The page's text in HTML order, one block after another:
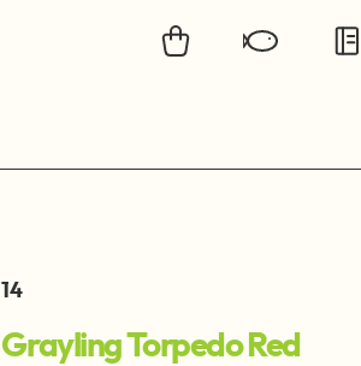
14
Grayling Torpedo Red